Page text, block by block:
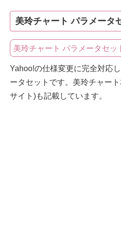
美玲チャート パラメータ
美玲チャート パラメータセッ
Yahoo!の仕様変更に完全対応
ータセットです。美玲チャー
サイト)も記載しています。